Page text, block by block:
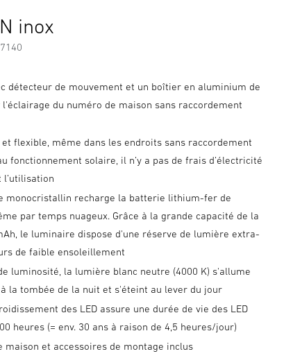
inox
détecteur de mouvement et un boîtier en aluminium de
du numéro de maison sans raccordement
flexible, même dans les endroits sans raccordement
fonctionnement solaire, il n’y a pas de frais d’électricité
l’utilisation
monocristallin recharge la batterie lithium-fer de
par temps nuageux. Grâce à la grande capacité de la
le luminaire dispose d'une réserve de lumière extra-
de faible ensoleillement
luminosité, la lumière blanc neutre (4000 K) s'allume
la tombée de la nuit et s'éteint au lever du jour
des LED assure une durée de vie des LED
heures (= env. 30 ans à raison de 4,5 heures/jour)
maison et accessoires de montage inclus